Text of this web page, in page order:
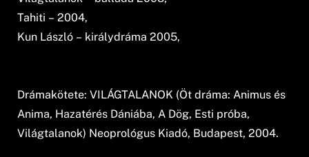
Tahiti – 2004,
Kun László – királydráma 2005,
Drámakötete: VILÁGTALANOK (Öt dráma: Animus és
Anima, Hazatérés Dániába, A Dög, Esti próba,
Világtalanok) Neoprológus Kiadó, Budapest, 2004.